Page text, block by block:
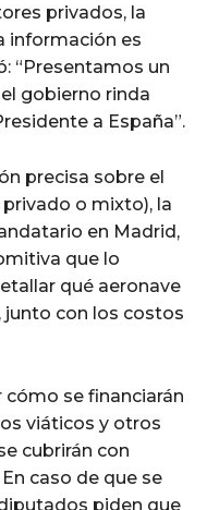
privados, la
información es
“Presentamos un
gobierno rinda
a España”.
precisa sobre el
o mixto), la
en Madrid,
que lo
qué aeronave
junto con los costos
se financiarán
viáticos y otros
cubrirán con
caso de que se
piden que